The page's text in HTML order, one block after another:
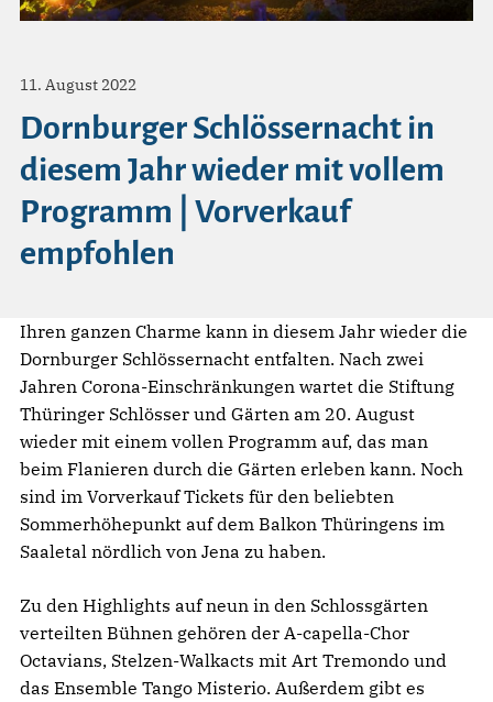
11. August 2022
Dornburger Schlössernacht in
diesem Jahr wieder mit vollem
Programm | Vorverkauf
empfohlen
Ihren ganzen Charme kann in diesem Jahr wieder die
Dornburger Schlössernacht entfalten. Nach zwei
Jahren Corona-Einschränkungen wartet die Stiftung
Thüringer Schlösser und Gärten am 20. August
wieder mit einem vollen Programm auf, das man
beim Flanieren durch die Gärten erleben kann. Noch
sind im Vorverkauf Tickets für den beliebten
Sommerhöhepunkt auf dem Balkon Thüringens im
Saaletal nördlich von Jena zu haben.
Zu den Highlights auf neun in den Schlossgärten
verteilten Bühnen gehören der A-capella-Chor
Octavians, Stelzen-Walkacts mit Art Tremondo und
das Ensemble Tango Misterio. Außerdem gibt es